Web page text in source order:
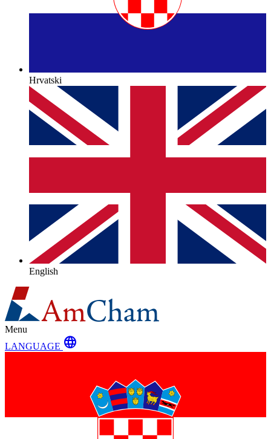
Hrvatski
English
Menu
LANGUAGE language